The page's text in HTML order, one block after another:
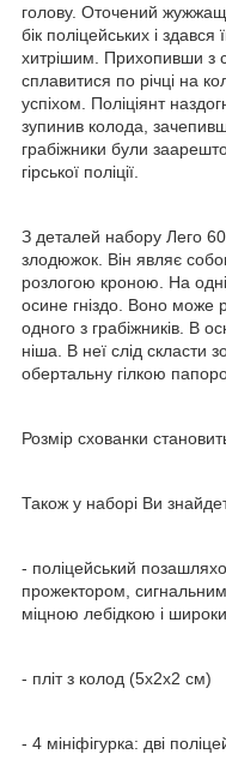
голову. Оточений
бік поліцейських і
хитрішим. Прихопивши з
сплавитися по річці на
успіхом. Поліціянт
зупинив колода,
грабіжники були
гірської поліції.
З деталей набору Лего
злодюжок. Він являє
розлогою кроною. На
осине гніздо. Воно може
одного з грабіжників. В
ніша. В неї слід скласти
обертальну гілкою
Розмір схованки
Також у наборі Ви
- поліцейський
прожектором,
міцною лебідкою і
- пліт з колод (5х2х2 см)
- 4 мініфігурка: дві